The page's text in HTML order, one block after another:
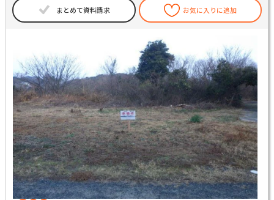
まとめて資料請求 お気に入りに追加